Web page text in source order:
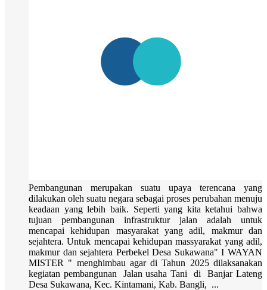
Pembangunan merupakan suatu upaya terencana yang
dilakukan oleh suatu negara sebagai proses perubahan menuju
keadaan yang lebih baik. Seperti yang kita ketahui bahwa
tujuan pembangunan infrastruktur jalan adalah untuk
mencapai kehidupan masyarakat yang adil, makmur dan
sejahtera. Untuk mencapai kehidupan massyarakat yang adil,
makmur dan sejahtera Perbekel Desa Sukawana" I WAYAN
MISTER " menghimbau agar di Tahun 2025 dilaksanakan
kegiatan pembangunan Jalan usaha Tani di Banjar Lateng
Desa Sukawana, Kec. Kintamani, Kab. Bangli, ...